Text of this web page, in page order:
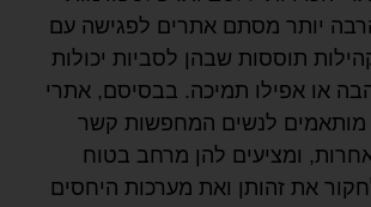
יותר מסתם אתרים לפגישה עם
תוססות שבהן לסביות יכולות
או אפילו תמיכה. בבסיסם, אתרי
מותאמים לנשים המחפשות קשר
ומציעים להן מרחב בטוח
את זהותן ואת מערכות היחסים